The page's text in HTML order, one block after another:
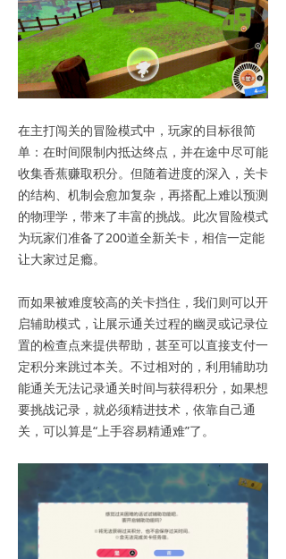
在主打闯关的冒险模式中，玩家的目标很简
单：在时间限制内抵达终点，并在途中尽可能
收集香蕉赚取积分。但随着进度的深入，关卡
的结构、机制会愈加复杂，再搭配上难以预测
的物理学，带来了丰富的挑战。此次冒险模式
为玩家们准备了200道全新关卡，相信一定能
让大家过足瘾。
而如果被难度较高的关卡挡住，我们则可以开
启辅助模式，让展示通关过程的幽灵或记录位
置的检查点来提供帮助，甚至可以直接支付一
定积分来跳过本关。不过相对的，利用辅助功
能通关无法记录通关时间与获得积分，如果想
要挑战记录，就必须精进技术，依靠自己通
关，可以算是“上手容易精通难”了。